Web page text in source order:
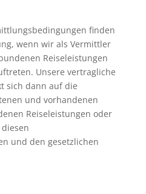
(Pauschal-) Reise. Es
regelt das Verhältnis
zwischen dem Ihnen als
Reisenden und dem
Reiseveranstalter oder
dem einzelnen
Leistungsträger einer
Einzelleistung.
finden
wenn wir als Vermittler
Reiseleistungen
Unsere vertragliche
sich dann auf die
und vorhandenen
Reiseleistungen oder
und den gesetzlichen